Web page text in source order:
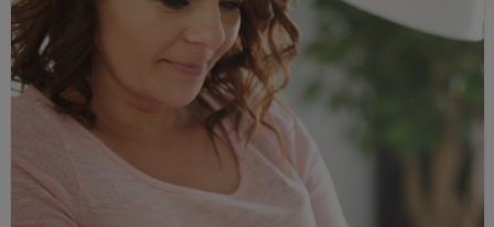
aus aller Welt fördert. Außerdem bietet es
die Möglichkeit, das englische Ambiente
zu erleben und in den Genuss des
Austauschs mit vielen verschiedenen
Kulturen zu kommen.